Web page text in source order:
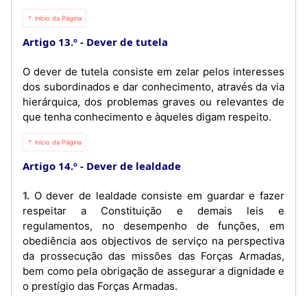
⇡ Início da Página
Artigo 13.º Dever de tutela
O dever de tutela consiste em zelar pelos interesses
dos subordinados e dar conhecimento, através da via
hierárquica, dos problemas graves ou relevantes de
que tenha conhecimento e àqueles digam respeito.
⇡ Início da Página
Artigo 14.º Dever de lealdade
1. O dever de lealdade consiste em guardar e fazer
respeitar a Constituição e demais leis e
regulamentos, no desempenho de funções, em
obediência aos objectivos de serviço na perspectiva
da prossecução das missões das Forças Armadas,
bem como pela obrigação de assegurar a dignidade e
o prestígio das Forças Armadas.